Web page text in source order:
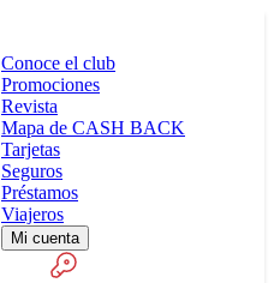
Conoce el club
Promociones
Revista
Mapa de CASH BACK
Tarjetas
Seguros
Préstamos
Viajeros
Mi cuenta